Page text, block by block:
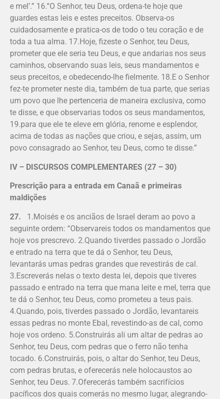
e mel’.” 16.“O Senhor, teu Deus, ordena-te hoje que
guardes estas leis e estes preceitos. Observa-os
cuidadosamente e pratica-os de todo o teu coração e de
toda a tua alma. 17.Hoje, fizeste o Senhor, teu Deus,
prometer que ele seria teu Deus, e que andarias nos seus
caminhos, observando suas leis, seus mandamentos e
seus preceitos, e obedecendo-lhe fielmente. 18.E o Senhor
fez-te prometer neste dia, também de tua parte, que serias
um povo que lhe pertenceria de maneira exclusiva, como
te disse, e que observarias todos os seus mandamentos,
19.para que ele te eleve em glória, renome e esplendor,
acima de todas as nações que criou, e sejas, assim, um
povo consagrado ao Senhor, teu Deus, como te disse.”
IV – DISCURSOS COMPLEMENTARES (27 – 30)
Prescrição para a entrada em Canaã e primeiras
maldições
27. 1.Moisés e os anciãos de Israel deram ao povo a
seguinte ordem: “Observareis todos os mandamentos que
hoje vos prescrevo. 2.Quando tiverdes passado o Jordão
e entrado na terra que te dá o Senhor, teu Deus,
levantarás umas pedras grandes que revestirás de cal.
3.Escreverás nelas o texto desta lei, depois que tiveres
passado e entrado na terra que mana leite e mel, terra que
te dá o Senhor, teu Deus, como prometeu a teus pais.
4.Quando, pois, tiverdes passado o Jordão, levanta­reis
essas pedras no monte Ebal, revestindo-as de cal, como
hoje vos ordeno. 5.Construirás ali um altar de pedras ao
Senhor, teu Deus, com pedras que o ferro não tenha
tocado. 6.Construirás, pois, o altar do Senhor, teu Deus,
com pedras brutas, e oferecerás nele holocaustos ao
Senhor, teu Deus. 7.Oferecerás também sacrifícios
pacíficos dos quais comerás no mesmo lugar, alegrando-